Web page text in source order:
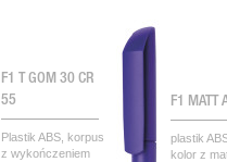
F1 T GOM 30 CR
55
Plastik ABS, korpus
z wykończeniem
F1 MATT
plastik
kolor z